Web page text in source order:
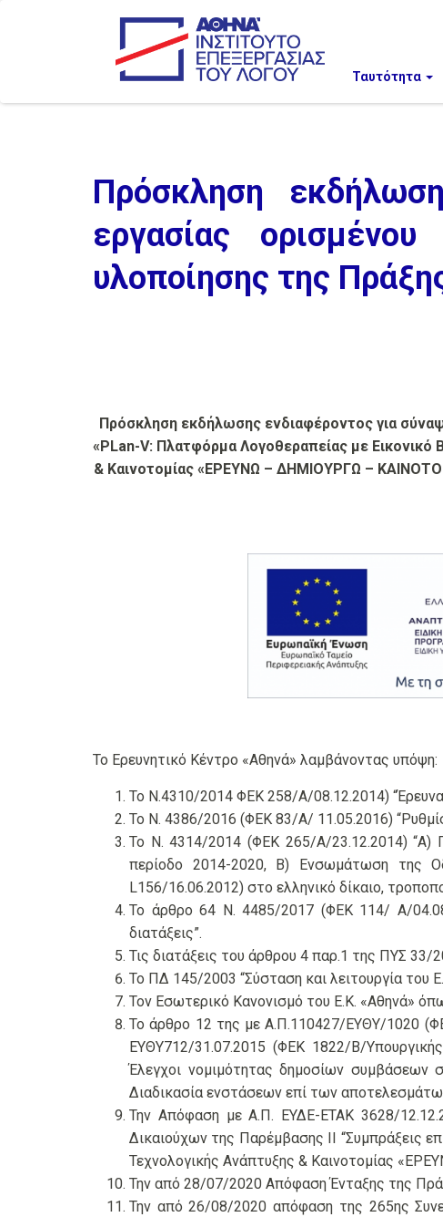
Ταυτότητα
Πρόσκληση
εργασίας
υλοποίησης της
Πρόσκληση εκδήλωσης ενδιαφέροντος για
«PLan-V: Πλατφόρμα Λογοθεραπείας με Εικονικό
& Καινοτομίας «ΕΡΕΥΝΩ – ΔΗΜΙΟΥΡΓΩ –
Το Ερευνητικό Κέντρο «Αθηνά» λαμβάνοντας υπόψη:
Το Ν.4310/2014 ΦΕΚ 258/Α/08.12.2014) “Έρευνα,
Το Ν. 4386/2016 (ΦΕΚ 83/Α/ 11.05.2016)
Το Ν. 4314/2014 (ΦΕΚ 265/Α/23.12.2014) “Α)
περίοδο 2014-2020, Β) Ενσωμάτωση της
L156/16.06.2012) στο ελληνικό δίκαιο,
Το άρθρο 64 Ν. 4485/2017 (ΦΕΚ 114/ Α/
διατάξεις”.
Τις διατάξεις του άρθρου 4 παρ.1 της ΠΥΣ
Το ΠΔ 145/2003 “Σύσταση και λειτουργία
Τον Εσωτερικό Κανονισμό του Ε.Κ. «Αθηνά»
Το άρθρο 12 της με Α.Π.110427/ΕΥΘΥ/1020
ΕΥΘΥ712/31.07.2015 (ΦΕΚ 1822/Β/
Έλεγχοι νομιμότητας δημοσίων
Διαδικασία ενστάσεων επί των
Την Απόφαση με Α.Π. ΕΥΔΕ-ΕΤΑΚ 3628/
Δικαιούχων της Παρέμβασης ΙΙ “Συμπράξεις
Τεχνολογικής Ανάπτυξης & Καινοτομίας
Την από 28/07/2020 Aπόφαση Ένταξης της
Την από 26/08/2020 απόφαση της 265ης